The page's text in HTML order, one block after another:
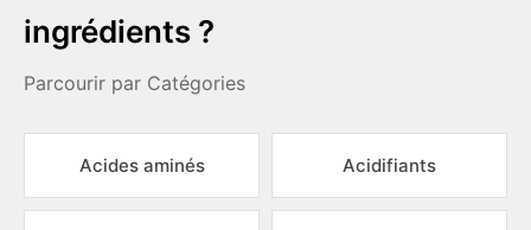
ingrédients ?
Parcourir par Catégories
Acides aminés Acidifiants